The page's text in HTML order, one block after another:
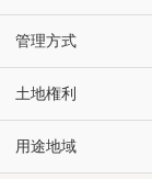
管理方式
土地権利
用途地域